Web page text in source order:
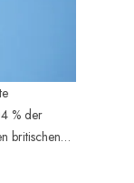
% der
britischen